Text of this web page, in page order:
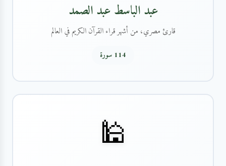
عبد الباسط عبد الصمد
قارئ مصري، من أشهر قراء القرآن الكريم في العالم
114 سورة
🕌